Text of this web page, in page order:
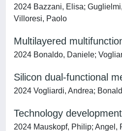
2024 Bazzani, Elisa;
Villoresi, Paolo
Multilayered
2024 Bonaldo, Daniele;
Silicon dual-functional
2024 Vogliardi, Andrea;
Technology
2024 Mauskopf, Philip; Angel,